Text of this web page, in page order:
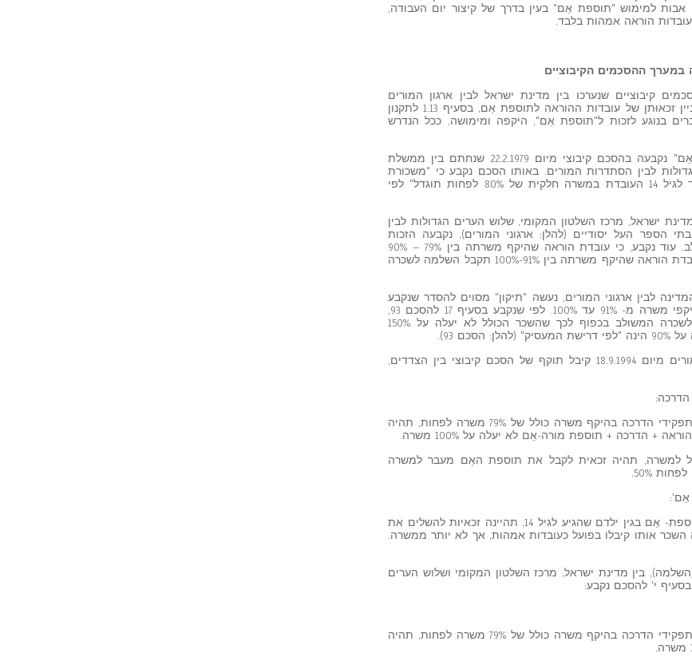
למימוש "תוספת אֵם" בעין בדרך של קיצור יום העבודה,
הוראה אמהות בלבד.
במערך ההסכמים הקיבוציים
קיבוציים שנערכו בין מדינת ישראל לבין ארגון המורים
והסתדרות המורים. בנוסף רוכזו ההוראות בעניין זכאוּתן של עובדות ההוראה לתוספת אֵם, בסעיף 1.13 לתקנון
בנוגע לזכות ל"תוספת אֵם", היקפה ומימושה, ככל הנדרש
5. זכאותה של עובדת הוראה אֵם ל"תוספת אֵם" נקבעה בהסכם קיבוצי מיום 22.2.1979 שנחתם בין ממשלת
לבין הסתדרות המורים. באותו הסכם נקבע כי "משכורת
הוראה של עובדת הוראה שהיא אֵם לילד עד לגיל 14 העובדת במשרה חלקית של 80% לפחות תוגדל" לפי
15.5.1989 שנחתם בין מדינת ישראל, מרכז השלטון המקומי, שלוש הערים הגדולות לבין
הספר העל יסודיים (להלן: ארגוני המורים), נקבעה הזכות
ל"תוספת אֵם" כתוספת אחוזית לשכר המשולב. עוד נקבע, כי עובדת הוראה שהיקף משרתה בין 79% – 90%
תקבל תוספת של 10% לשכרה המשולב; וכי עובדת הוראה שהיקף משרתה בין 91%-100% תקבל השלמה לשכרה
11.5.1993 שנחתם בין המדינה לבין ארגוני המורים, נעשה "תיקון" מסוים להסדר שנקבע
בהסכם 89 לגבי עובדות הוראה העובדות בהיקפי משרה מ- 91% עד 100%. לפי שנקבע בסעיף 17 להסכם 93,
עובדת הוראה זכאית לתוספת בשיעור 10% לשכרה המשולב בכפוף לכך שהשכר הכולל לא יעלה על 150%
93).
8. סיכום דיון בין המדינה לבין הסתדרות המורים מיום 18.9.1994 קיבל תוקף של הסכם קיבוצי בין הצדדים,
עו"ה אֵם לילד עד גיל 14 המועסקת בהוראה ותפקידי הדרכה בהיקף משרה כולל של 79% משרה לפחות, תהיה
הדרכה + תוספת מורה-אֵם לא יעלה על 100% משרה.
למשרה, תהיה זכאית לקבל את תוספת האֵם מעבר למשרה
50%.
עובדות הוראה אמהות שנסתיימה זכאותן לתוספת- אֵם בגין ילדם שהגיע לגיל 14, תהיינה זכאיות להשלים את
אותו קיבלו בפועל כעובדות אמהות, אך לא יותר ממשרה.
מיוחד (השלמה), בין מדינת ישראל, מרכז השלטון המקומי ושלוש הערים
עו"ה אֵם לילד עד גיל 14 המועסקת בהוראה ותפקידי הדרכה בהיקף משרה כולל של 79% משרה לפחות, תהיה